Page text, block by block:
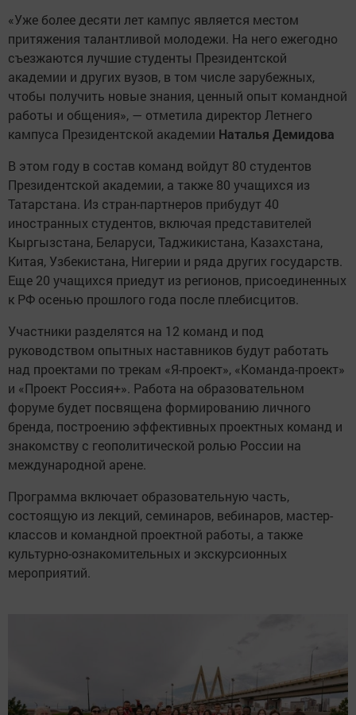
«Уже более десяти лет кампус является местом
притяжения талантливой молодежи. На него ежегодно
съезжаются лучшие студенты Президентской
академии и других вузов, в том числе зарубежных,
чтобы получить новые знания, ценный опыт командной
работы и общения», — отметила директор Летнего
кампуса Президентской академии Наталья Демидова
В этом году в состав команд войдут 80 студентов
Президентской академии, а также 80 учащихся из
Татарстана. Из стран-партнеров прибудут 40
иностранных студентов, включая представителей
Кыргызстана, Беларуси, Таджикистана, Казахстана,
Китая, Узбекистана, Нигерии и ряда других государств.
Еще 20 учащихся приедут из регионов, присоединенных
к РФ осенью прошлого года после плебисцитов.
Участники разделятся на 12 команд и под
руководством опытных наставников будут работать
над проектами по трекам «Я-проект», «Команда-проект»
и «Проект Россия+». Работа на образовательном
форуме будет посвящена формированию личного
бренда, построению эффективных проектных команд и
знакомству с геополитической ролью России на
международной арене.
Программа включает образовательную часть,
состоящую из лекций, семинаров, вебинаров, мастер-
классов и командной проектной работы, а также
культурно-ознакомительных и экскурсионных
мероприятий.